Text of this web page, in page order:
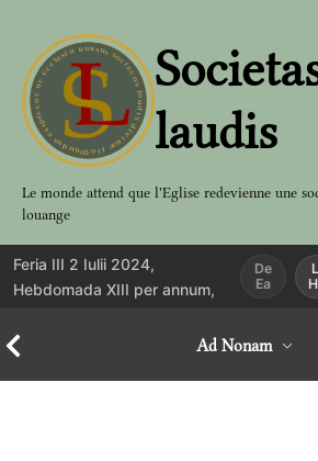
contenu
laudis
Le monde attend que l'Eglise redevienne une
louange
Feria III 2 Iulii 2024,
Hebdomada XIII per annum,
De
Ea
Ad Nonam